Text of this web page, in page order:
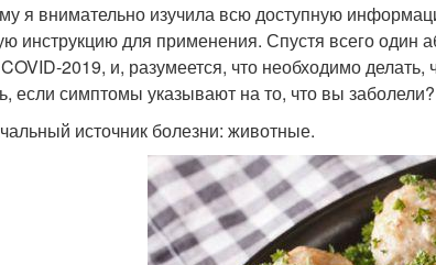
я внимательно изучила всю доступную
инструкцию для применения. Спустя всего один
2019, и, разумеется, что необходимо
если симптомы указывают на то, что вы
источник болезни: животные.